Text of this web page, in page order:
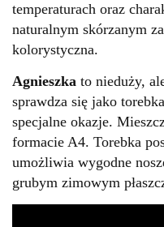
temperaturach oraz
naturalnym skórzanym
kolorystyczna.
Agnieszka to nieduży,
sprawdza się jako
specjalne okazje.
formacie A4. Torebka
umożliwia wygodne
grubym zimowym